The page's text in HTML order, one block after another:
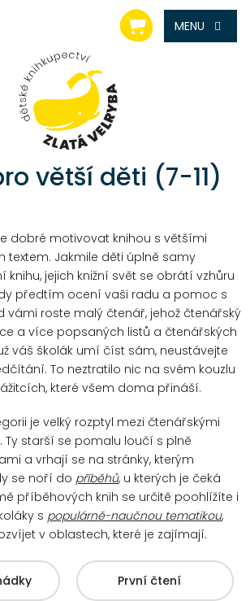
NÁKUPNÍ
KOŠÍK
větší děti (7-11)
dobré motivovat knihou s většími
textem. Jakmile děti úplně samy
knihu, jejich knižní svět se obrátí vzhůru
předtím ocení vaši radu a pomoc s
vámi roste malý čtenář, jehož čtenářský
a více popsaných listů a čtenářských
váš školák umí číst sám, neustávejte
To neztratilo nic na svém kouzlu
které všem doma přináší.
je velký rozptyl mezi čtenářskými
starší se pomalu loučí s plně
a vrhají se na stránky, kterým
se noří do příběhů, u kterých je čeká
příběhových knih se určitě poohlížíte i
s populárně-naučnou tematikou,
v oblastech, které je zajímají.
První čtení